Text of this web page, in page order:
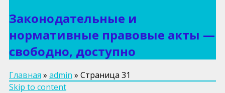
Законодательные и
нормативные правовые акты —
свободно, доступно
Главная » admin » Страница 31
Skip to content